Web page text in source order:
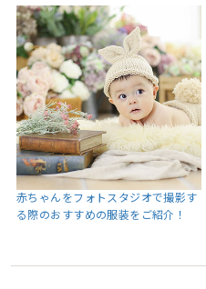
赤ちゃんをフォトスタジオで撮影す
る際のおすすめの服装をご紹介！